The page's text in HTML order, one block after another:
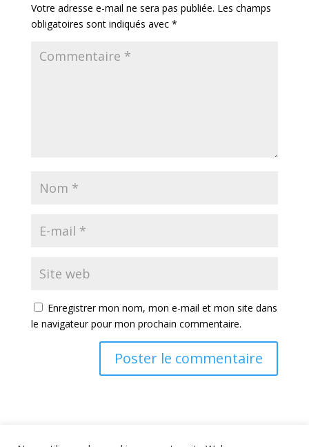
Votre adresse e-mail ne sera pas publiée. Les champs
obligatoires sont indiqués avec *
Enregistrer mon nom, mon e-mail et mon site dans
le navigateur pour mon prochain commentaire.